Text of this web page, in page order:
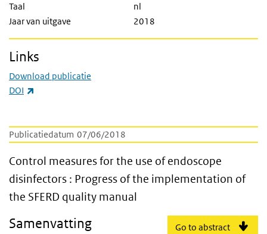
Publicatiedatum 07/06/2018
Control measures for the use of
Control measures for the use of endoscope
disinfectors : Progress of the implementation of
the SFERD quality manual
Go to abstract
Samenvatting
Taal
nl
Jaar van uitgave
2018
Links
Download publicatie
DOI